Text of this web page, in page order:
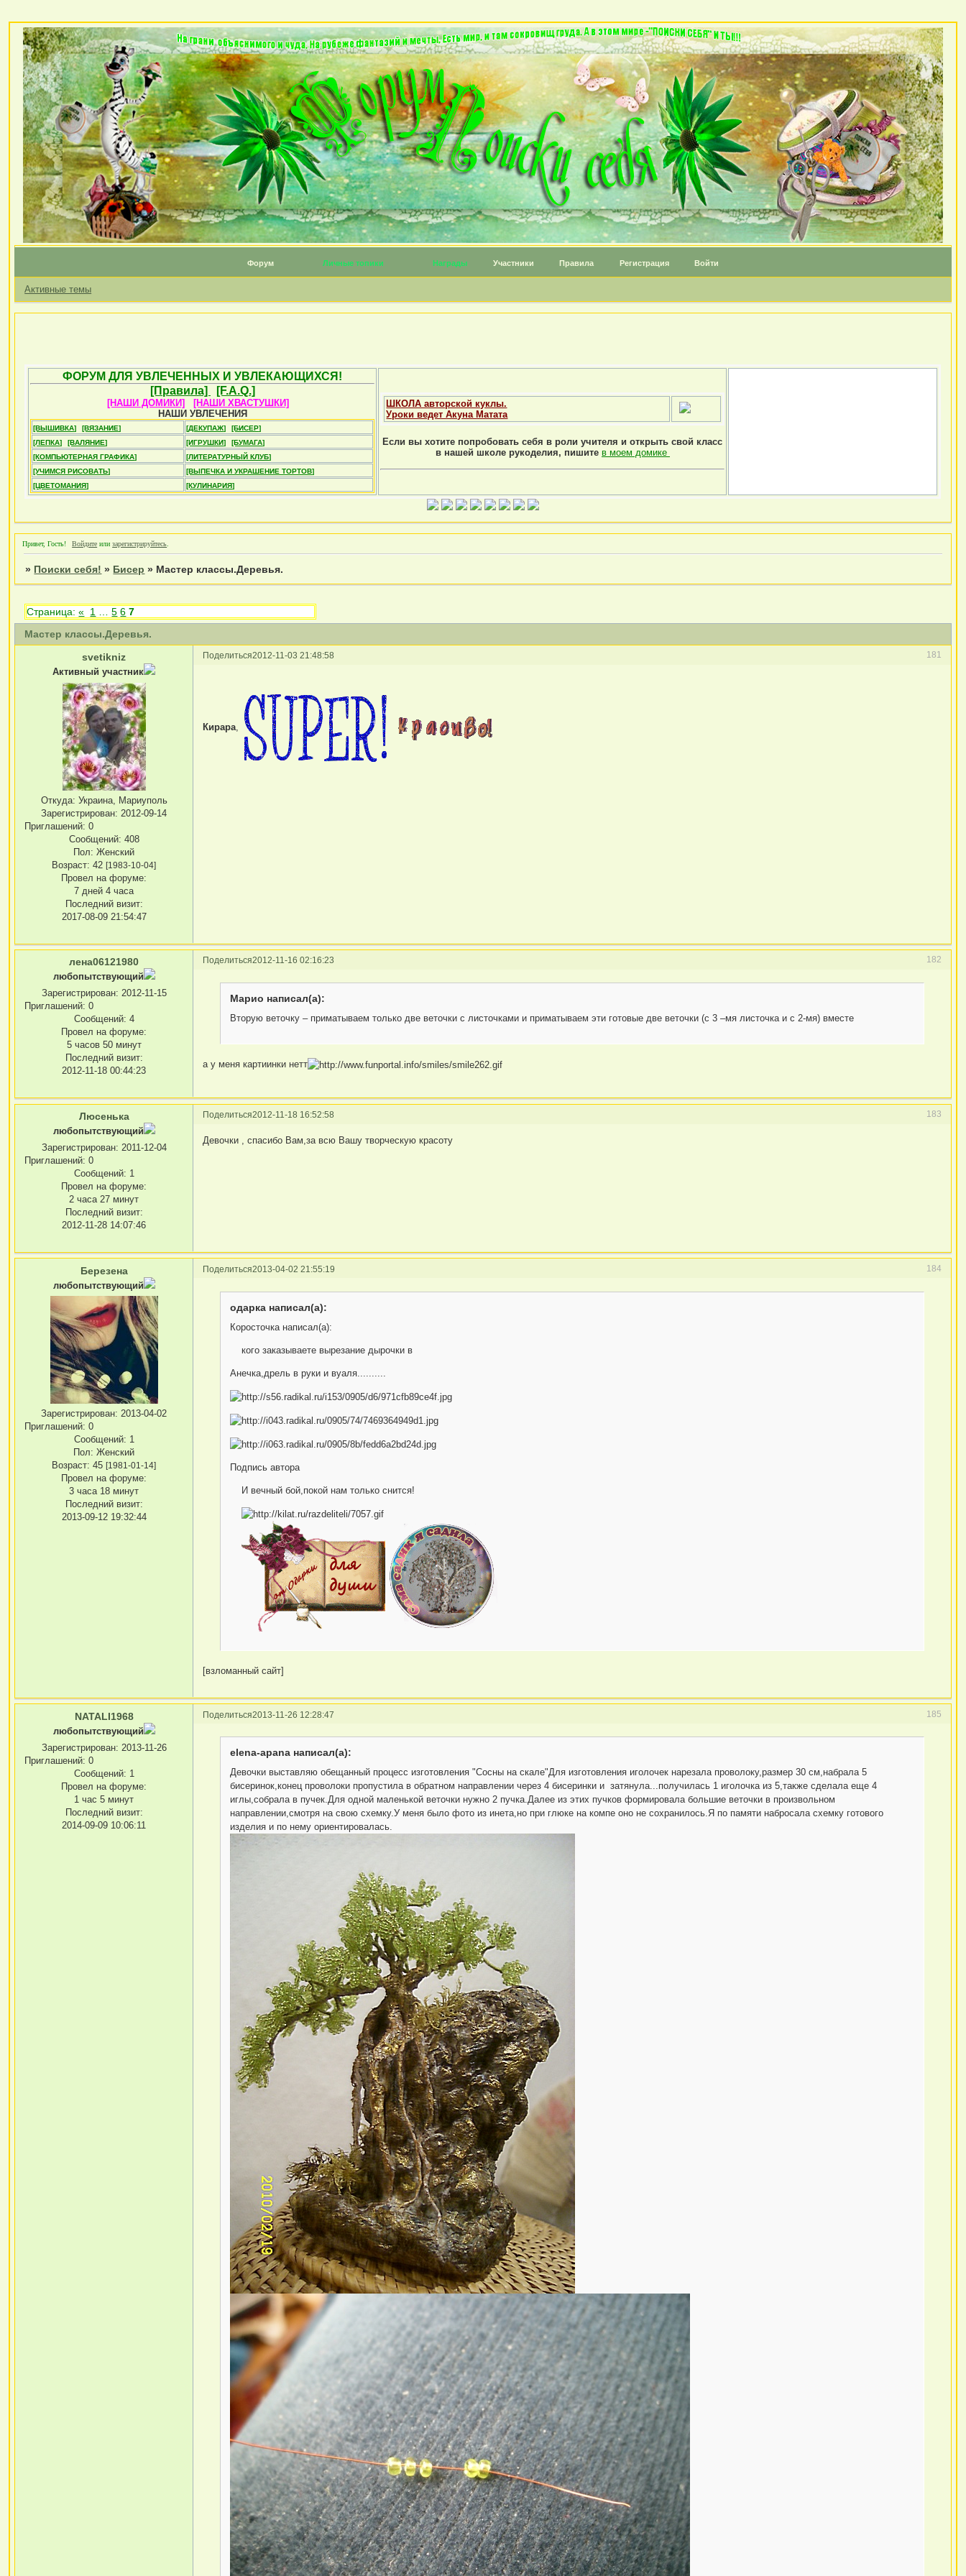
Форум Личные топики Награды Участники Правила Регистрация Войти
Активные темы
ФОРУМ ДЛЯ УВЛЕЧЕННЫХ И УВЛЕКАЮЩИХСЯ!
[Правила]
[F.A.Q.]
[НАШИ ДОМИКИ]
[НАШИ ХВАСТУШКИ]
НАШИ УВЛЕЧЕНИЯ
[ВЫШИВКА] [ВЯЗАНИЕ] [ДЕКУПАЖ]
[БИСЕР]
[ЛЕПКА]
[ВАЛЯНИЕ] [ИГРУШКИ]
[БУМАГА]
[КОМПЬЮТЕРНАЯ ГРАФИКА]
[ЛИТЕРАТУРНЫЙ КЛУБ]
[УЧИМСЯ РИСОВАТЬ]
[ВЫПЕЧКА И УКРАШЕНИЕ ТОРТОВ]
[ЦВЕТОМАНИЯ]
[КУЛИНАРИЯ]
ШКОЛА авторской куклы.
Уроки ведет Акуна Матата
Если вы хотите попробовать себя в роли учителя и открыть свой класс
в нашей школе рукоделия, пишите в моем домике
Привет, Гость! Войдите илизарегистрируйтесь
» Поиски себя! » Бисер » Мастер классы.Деревья.
Мастер классы.Деревья.
Страница:« 1 5 6 7
Поделиться 181
2012-11-03 21:48:58
svetikniz
Активный участник
Откуда: Украина, Мариуполь
Зарегистрирован: 2012-09-14
Приглашений: 0
Сообщений: 408
Пол: Женский
Возраст: 42[1983-10-04]
Провел на форуме:
7 дней 4 часа
Последний визит:
2017-08-09 21:54:47
Кирара,
Поделиться 182
2012-11-16 02:16:23
лена06121980
любопытствующий
Зарегистрирован: 2012-11-15
Приглашений: 0
Сообщений: 4
Провел на форуме:
5 часов 50 минут
Последний визит:
2012-11-18 00:44:23
Марио написал(а):
Вторую веточку – приматываем только две веточки с листочками и приматываем эти готовые две веточки (с 3 –мя листочка и с 2-мя) вместе
а у меня картиинки нетт
Поделиться 183
2012-11-18 16:52:58
Люсенька
любопытствующий
Зарегистрирован: 2011-12-04
Приглашений: 0
Сообщений: 1
Провел на форуме:
2 часа 27 минут
Последний визит:
2012-11-28 14:07:46
Девочки , спасибо Вам,за всю Вашу творческую красоту
Поделиться 184
2013-04-02 21:55:19
Березена
любопытствующий
Зарегистрирован: 2013-04-02
Приглашений: 0
Сообщений: 1
Пол: Женский
Возраст: 45[1981-01-14]
Провел на форуме:
3 часа 18 минут
Последний визит:
2013-09-12 19:32:44
одарка написал(а):
Коросточка написал(а):
кого заказываете вырезание дырочки в
Анечка,дрель в руки и вуаля..........
Подпись автора
И вечный бой,покой нам только снится!
[взломанный сайт]
Поделиться 185
2013-11-26 12:28:47
NATALI1968
любопытствующий
Зарегистрирован: 2013-11-26
Приглашений: 0
Сообщений: 1
Провел на форуме:
1 час 5 минут
Последний визит:
2014-09-09 10:06:11
elena-apana написал(а):
Девочки выставляю обещанный процесс изготовления "Сосны на скале"Для изготовления иголочек нарезала проволоку,размер 30 см,набрала 5
бисеринок,конец проволоки пропустила в обратном направлении через 4 бисеринки и затянула...получилась 1 иголочка из 5,также сделала еще 4
иглы,собрала в пучек.Для одной маленькой веточки нужно 2 пучка.Далее из этих пучков формировала большие веточки в произвольном
направлении,смотря на свою схемку.У меня было фото из инета,но при глюке на компе оно не сохранилось.Я по памяти набросала схемку готового
изделия и по нему ориентировалась.